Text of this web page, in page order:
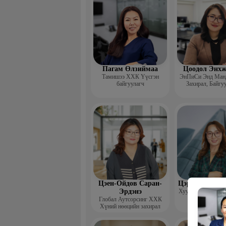
Пагам Өлзиймаа
Тамишээ ХХК Үүсгэн
байгуулагч
Цоодол
ЭнПиСи Энд
Захирал,
Цэен-Ойдов Саран-
Эрдэнэ
Глобал Аутсорсинг ХХК
Хүний нөөцийн захирал
Цэрэндамдин
Хууль зүйн
Хүний
менежментийн
дотоод